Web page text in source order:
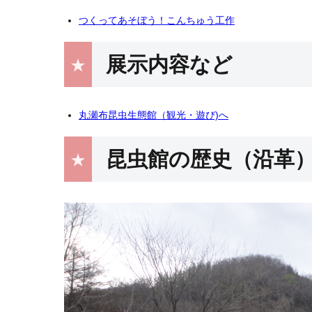
つくってあそぼう！こんちゅう工作
展示内容など
丸瀬布昆虫生態館（観光・遊び)へ
昆虫館の歴史（沿革